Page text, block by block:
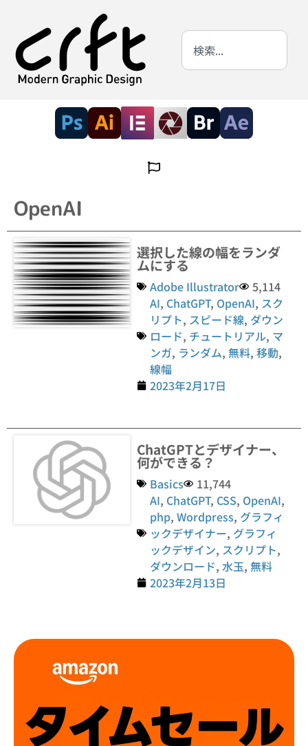
OpenAI
選択した線の幅をランダ
ムにする
Adobe Illustrator
5,114
AI, ChatGPT, OpenAI, スク
リプト, スピード線, ダウン
ロード, チュートリアル, マ
ンガ, ランダム,無料,移動,
線幅
2023年2月17日
ChatGPTとデザイナー、
何ができる？
Basics
11,744
AI, ChatGPT, CSS, OpenAI,
php,Wordpress, グラフィ
ックデザイナー, グラフィ
ックデザイン, スクリプト,
ダウンロード,水玉,無料
2023年2月13日